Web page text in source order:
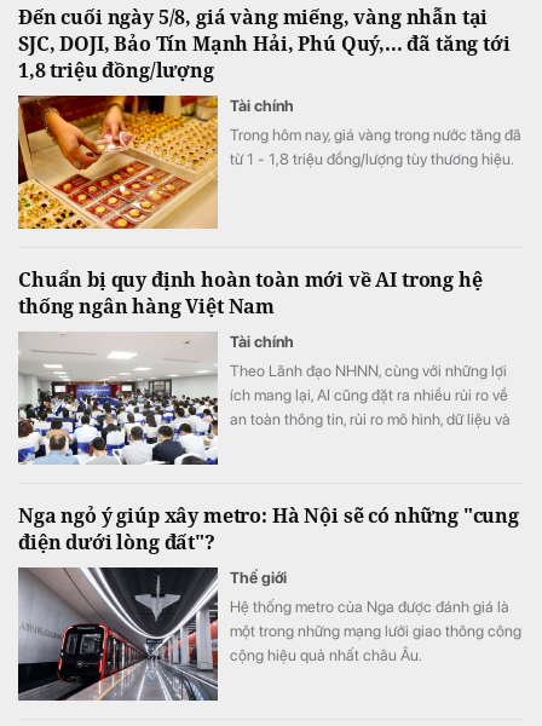
các đơn vị sự nghiệp.
Đến cuối ngày 5/8, giá vàng miếng, vàng nhẫn tại
SJC, DOJI, Bảo Tín Mạnh Hải, Phú Quý,... đã tăng tới
1,8 triệu đồng/lượng
Tài chính
Trong hôm nay, giá vàng trong nước tăng đã
từ 1 - 1,8 triệu đồng/lượng tùy thương hiệu.
Chuẩn bị quy định hoàn toàn mới về AI trong hệ
thống ngân hàng Việt Nam
Tài chính
Theo Lãnh đạo NHNN, cùng với những lợi
ích mang lại, AI cũng đặt ra nhiều rủi ro về
an toàn thông tin, rủi ro mô hình, dữ liệu và
Nga ngỏ ý giúp xây metro: Hà Nội sẽ có những "cung
điện dưới lòng đất"?
Thế giới
Hệ thống metro của Nga được đánh giá là
một trong những mạng lưới giao thông công
cộng hiệu quả nhất châu Âu.